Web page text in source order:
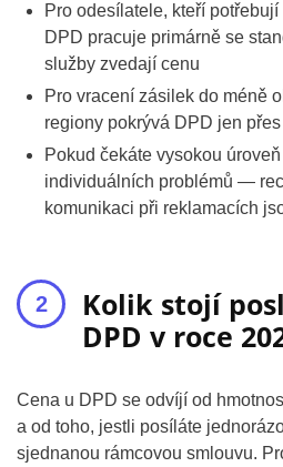
Pro odesílatele, kteří
DPD pracuje primárně se
služby zvedají cenu
Pro vracení zásilek do méně
regiony pokrývá DPD jen
Pokud čekáte vysokou
individuálních problémů —
komunikaci při reklamacích
Kolik stojí
DPD v roce
Cena u DPD se odvíjí od
a od toho, jestli posíláte
sjednanou rámcovou smlouvu.